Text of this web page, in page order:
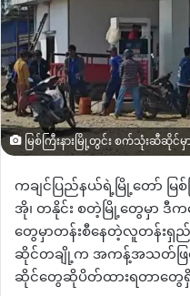
မြစ်ကြီးနားမြို့တွင်း စက်သုံးဆီဆိုင်
ကချင်ပြည်နယ်ရဲ့မြို့တော် မြစ်
အို၊ တနိုင်း စတဲ့မြို့တွေမှာ
တွေမှာတန်းစီနေတဲ့လူတန်း
ဆိုင်တချို့က အကန့်အသတ်ဖြင့်
ဆိုင်တွေဆိုပိတ်ထားရတာတွ